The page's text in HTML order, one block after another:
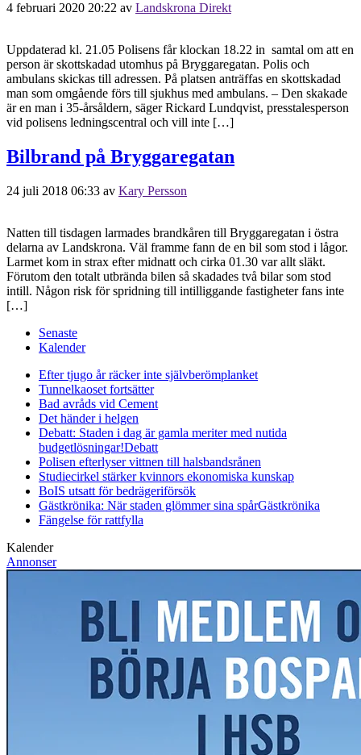
4 februari 2020 20:22 av Landskrona Direkt
Uppdaterad kl. 21.05 Polisens får klockan 18.22 in samtal om att en
person är skottskadad utomhus på Bryggaregatan. Polis och
ambulans skickas till adressen. På platsen anträffas en skottskadad
man som omgående förs till sjukhus med ambulans. – Den skakade
är en man i 35-årsåldern, säger Rickard Lundqvist, presstalesperson
vid polisens ledningscentral och vill inte […]
Bilbrand på Bryggaregatan
24 juli 2018 06:33 av Kary Persson
Natten till tisdagen larmades brandkåren till Bryggaregatan i östra
delarna av Landskrona. Väl framme fann de en bil som stod i lågor.
Larmet kom in strax efter midnatt och cirka 01.30 var allt släkt.
Förutom den totalt utbrända bilen så skadades två bilar som stod
intill. Någon risk för spridning till intilliggande fastigheter fans inte
[…]
Senaste
Kalender
Efter tjugo år räcker inte självberömplanket
Tunnelkaoset fortsätter
Bad avråds vid Cement
Det händer i helgen
Debatt: Staden i dag är gamla meriter med nutida
budgetlösningar!Debatt
Polisen efterlyser vittnen till halsbandsrånen
Studiecirkel stärker kvinnors ekonomiska kunskap
BoIS utsatt för bedrägeriförsök
Gästkrönika: När staden glömmer sina spårGästkrönika
Fängelse för rattfylla
Kalender
Annonser